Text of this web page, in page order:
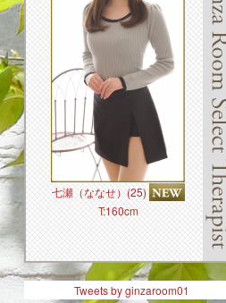
七瀬（ななせ）(25)
T:160cm
成海（なるみ）(28)
T:160cm
Tweets by ginzaroom01